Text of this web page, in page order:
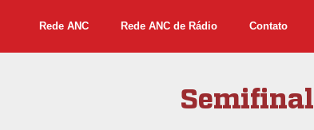
Rede ANC Rede ANC de Rádio Contato
Semifinal